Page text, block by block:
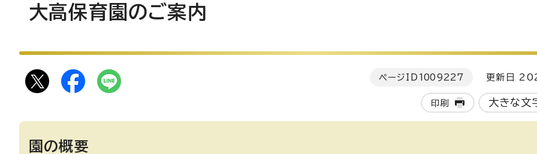
大高保育園のご案内
ページID 1009227 更新日
印刷 大きな文
園の概要